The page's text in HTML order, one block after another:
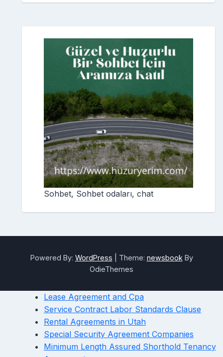
Sohbet, Sohbet odaları, chat
Powered By: WordPress Theme: newsbook By
OdieThemes
Lease Agreement and Cpa
Service Contract Labor Standards Clause
Rental Agreements in Utah
Special Security Agreement Companies
Minimum Length Assured Shorthold Tenancy